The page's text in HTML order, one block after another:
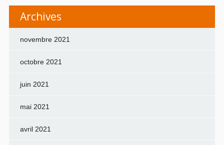
Archives
novembre 2021
octobre 2021
juin 2021
mai 2021
avril 2021